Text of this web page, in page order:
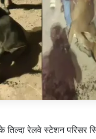
तिल्दा रेलवे स्टेशन परिसर